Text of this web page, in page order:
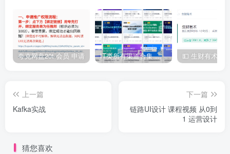
夸克网盘20t 会员 申请 IT类所有渠道合集 持续日更，目前近四千多条资源 年费用户微信私信获取权限
上一篇
Kafka实战
下一篇
链路UI设计 课程视频 从0到
1 运营设计
猜您喜欢